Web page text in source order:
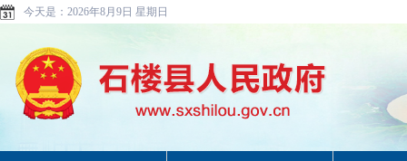
今天是： 2026年8月9日 星期日